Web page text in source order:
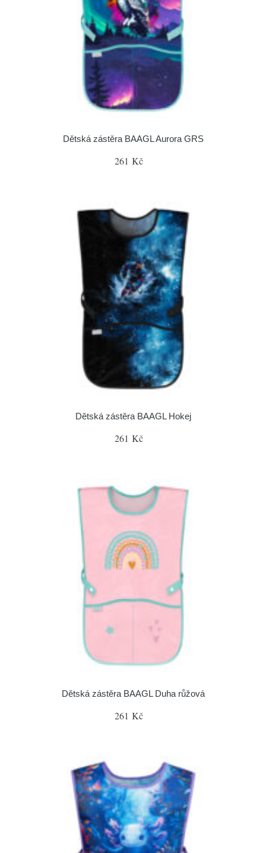
Dětská zástěra BAAGL Aurora GRS
261 Kč
Dětská zástěra BAAGL Hokej
261 Kč
Dětská zástěra BAAGL Duha růžová
261 Kč